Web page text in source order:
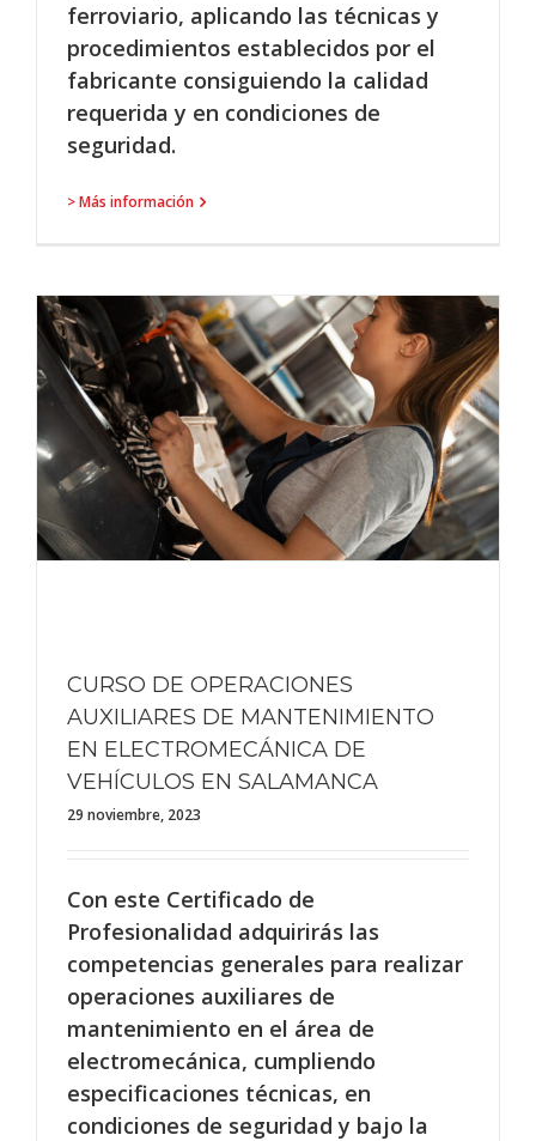
ferroviario, aplicando las técnicas y
procedimientos establecidos por el
fabricante consiguiendo la calidad
requerida y en condiciones de
seguridad.
> Más información
CURSO DE OPERACIONES
AUXILIARES DE MANTENIMIENTO
EN ELECTROMECÁNICA DE
VEHÍCULOS EN SALAMANCA
29 noviembre, 2023
Con este Certificado de
Profesionalidad adquirirás las
competencias generales para realizar
operaciones auxiliares de
mantenimiento en el área de
electromecánica, cumpliendo
especificaciones técnicas, en
condiciones de seguridad y bajo la